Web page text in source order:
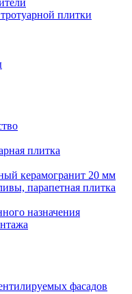
плитки
плитка
керамогранит 20 мм
парапетная плитка
назначения
фасадов